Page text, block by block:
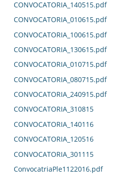
CONVOCATORIA_140515.pdf
CONVOCATORIA_010615.pdf
CONVOCATORIA_100615.pdf
CONVOCATORIA_130615.pdf
CONVOCATORIA_010715.pdf
CONVOCATORIA_080715.pdf
CONVOCATORIA_240915.pdf
CONVOCATORIA_310815
CONVOCATORIA_140116
CONVOCATORIA_120516
CONVOCATORIA_301115
ConvocatriaPle1122016.pdf